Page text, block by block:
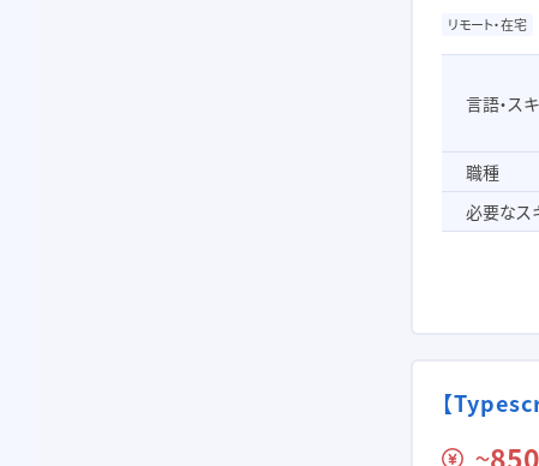
リモート・在宅
言語・ス
職種
必要なス
【
〜